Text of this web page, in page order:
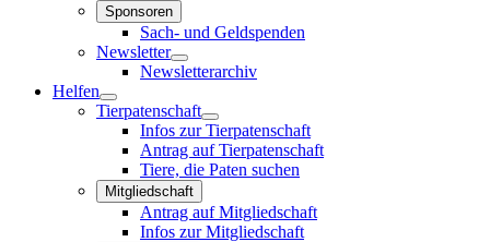
Sponsoren
Sach- und Geldspenden
Newsletter
Newsletterarchiv
Helfen
Tierpatenschaft
Infos zur Tierpatenschaft
Antrag auf Tierpatenschaft
Tiere, die Paten suchen
Mitgliedschaft
Antrag auf Mitgliedschaft
Infos zur Mitgliedschaft